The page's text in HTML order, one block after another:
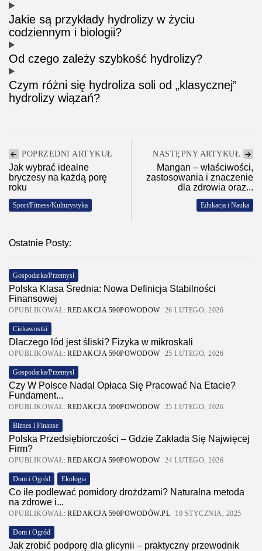
Jakie są przykłady hydrolizy w życiu
codziennym i biologii?
Od czego zależy szybkość hydrolizy?
Czym różni się hydroliza soli od „klasycznej”
hydrolizy wiązań?
POPRZEDNI ARTYKUŁ
Jak wybrać idealne
bryczesy na każdą porę
roku
Sport/Fitness/Kulturystyka
NASTĘPNY ARTYKUŁ
Mangan – właściwości,
zastosowania i znaczenie
dla zdrowia oraz...
Edukacja i Nauka
Ostatnie Posty:
Gospodarka/Przemysł
Polska Klasa Średnia: Nowa Definicja Stabilności
Finansowej
OPUBLIKOWAŁ: REDAKCJA 590POWODOW 26 LUTEGO, 2026
Ciekawostki
Dlaczego lód jest śliski? Fizyka w mikroskali
OPUBLIKOWAŁ: REDAKCJA 590POWODOW 25 LUTEGO, 2026
Gospodarka/Przemysł
Czy W Polsce Nadal Opłaca Się Pracować Na Etacie?
Fundament...
OPUBLIKOWAŁ: REDAKCJA 590POWODOW 25 LUTEGO, 2026
Biznes i Finanse
Polska Przedsiębiorczości – Gdzie Zakłada Się Najwięcej
Firm?
OPUBLIKOWAŁ: REDAKCJA 590POWODOW 24 LUTEGO, 2026
Dom i Ogród Ekologia
Co ile podlewać pomidory drożdżami? Naturalna metoda
na zdrowe i...
OPUBLIKOWAŁ: REDAKCJA 590POWODÓW.PL 10 STYCZNIA, 2025
Dom i Ogród
Jak zrobić podporę dla glicynii – praktyczny przewodnik